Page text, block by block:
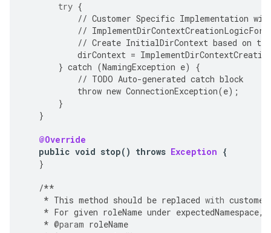
try {
// Customer Specific Implementation
//
// Create InitialDirContext based on the
dirContext =
} catch (NamingException e)
{
// TODO Auto-generated catch block
throw new ConnectionException(e);
}
}
@Override
public void stop() throws Exception {
}
/**
* This method should be replaced with customer
* For given roleName under expectedNamespace,
* @param roleName